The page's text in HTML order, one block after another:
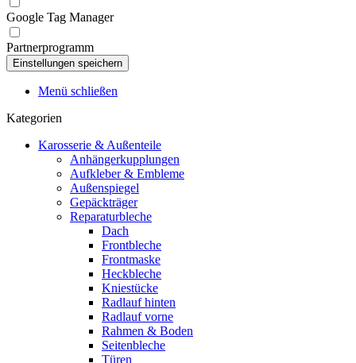
Google Tag Manager
Partnerprogramm
Menü schließen
Kategorien
Karosserie & Außenteile
Anhängerkupplungen
Aufkleber & Embleme
Außenspiegel
Gepäckträger
Reparaturbleche
Dach
Frontbleche
Frontmaske
Heckbleche
Kniestücke
Radlauf hinten
Radlauf vorne
Rahmen & Boden
Seitenbleche
Türen